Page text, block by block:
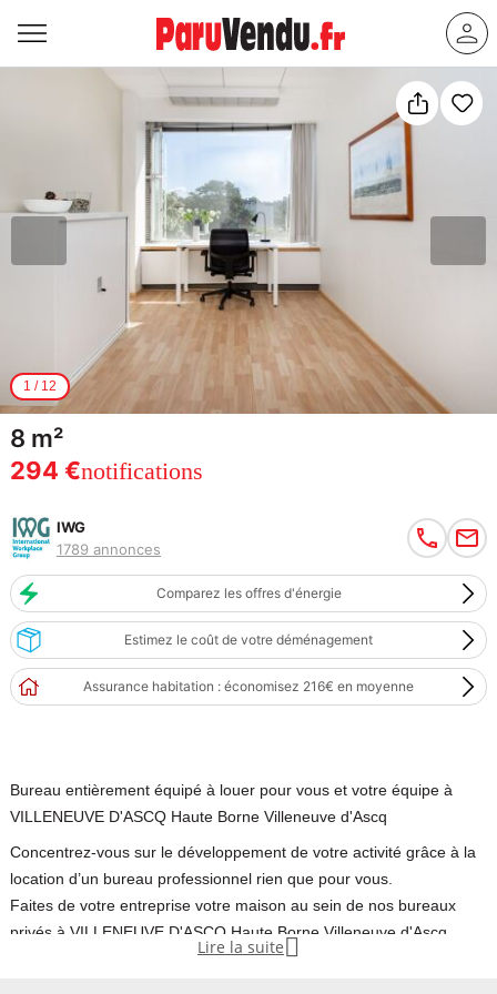
1 / 12
8 m²
294 €notifications
IWG
1789 annonces
Comparez les offres d'énergie
Estimez le coût de votre déménagement
Assurance habitation : économisez 216€ en moyenne
Bureau entièrement équipé à louer pour vous et votre équipe à
VILLENEUVE D'ASCQ Haute Borne Villeneuve d'Ascq
Concentrez-vous sur le développement de votre activité grâce à la
location d’un bureau professionnel rien que pour vous.
Faites de votre entreprise votre maison au sein de nos bureaux
privés à VILLENEUVE D'ASCQ Haute Borne Villeneuve d'Ascq,
Lire la suite